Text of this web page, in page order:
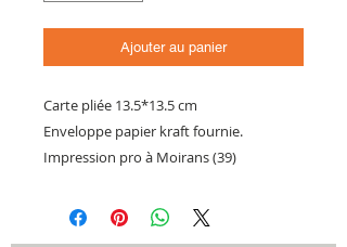
Ajouter au panier
Carte pliée 13.5*13.5 cm
Enveloppe papier kraft fournie.
Impression pro à Moirans (39)